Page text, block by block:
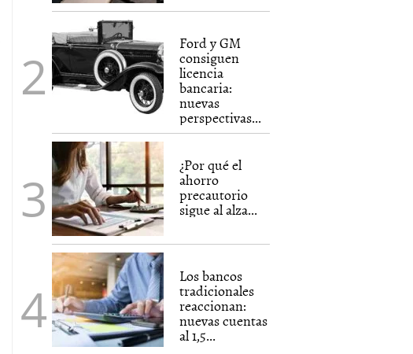
Ford y GM
consiguen
licencia
bancaria:
nuevas
perspectivas...
¿Por qué el
ahorro
precautorio
sigue al alza...
Los bancos
tradicionales
reaccionan:
nuevas cuentas
al 1,5...